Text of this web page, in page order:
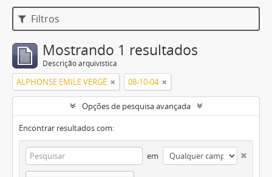
Filtros
Mostrando 1 resultados
Descrição arquivística
ALPHONSE EMILE VERGÉ 08-10-04
Opções de pesquisa avançada
Encontrar resultados com:
em